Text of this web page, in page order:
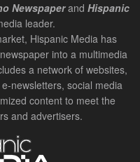
Newspaperand Hispanic
leader.
Hispanic Media has
into a multimedia
a network of websites,
newsletters, social media
content to meet the
and advertisers.